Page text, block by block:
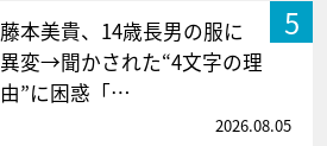
5
藤本美貴、14歳長男の服に
異変→聞かされた“4文字の理
由”に困惑「…
2026.08.05